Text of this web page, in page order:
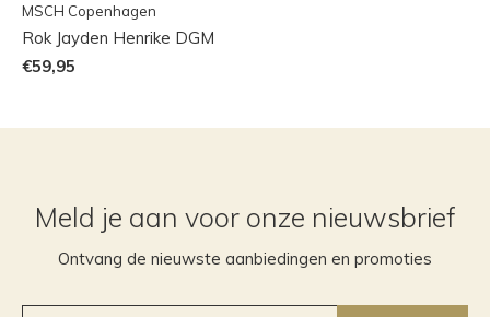
MSCH Copenhagen
Rok Jayden Henrike DGM
€59,95
Meld je aan voor onze nieuwsbrief
Ontvang de nieuwste aanbiedingen en promoties